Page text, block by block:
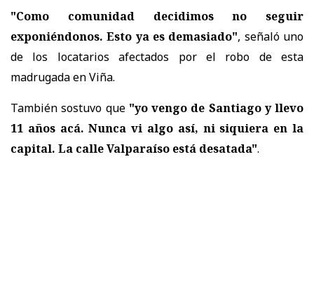
"Como comunidad decidimos no seguir
exponiéndonos. Esto ya es demasiado", señaló uno
de los locatarios afectados por el robo de esta
madrugada en Viña.
También sostuvo que "yo vengo de Santiago y llevo
11 años acá. Nunca vi algo así, ni siquiera en la
capital. La calle Valparaíso está desatada".